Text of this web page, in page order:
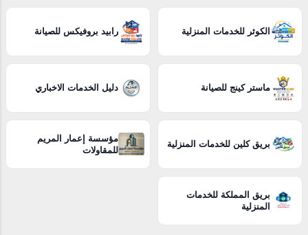
الكوثر للخدمات المنزلية رابيد بروفيكس للصيانة
ماستر كينج للصيانة دليل الخدمات الاخباري
بريق كلين للخدمات المنزلية
مؤسسة إعمار المريم
للمقاولات
بريق المملكة للخدمات
المنزلية